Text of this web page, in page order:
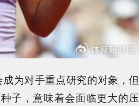
为对手重点研究的对象，但
子，意味着会面临更大的压